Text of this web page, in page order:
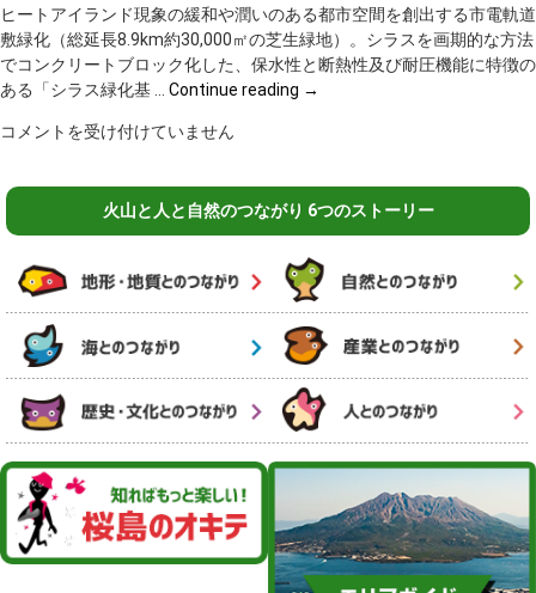
み
か
ん
の
は
ヒートアイランド現象の緩和や潤いのある都市空間を創出する市電軌道
敷緑化（総延長8.9km約30,000㎡の芝生緑地）。シラスを画期的な方法
でコンクリートブロック化した、保水性と断熱性及び耐圧機能に特徴の
ある「シラス緑化基 … Continue reading →
市
敷
コメントを受け付けていません
火山と人と自然のつながり 6つのストーリー